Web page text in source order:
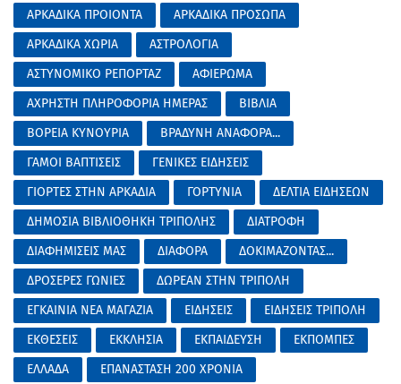
ΑΡΚΑΔΙΚΑ ΠΡΟΙΟΝΤΑ
ΑΡΚΑΔΙΚΑ ΠΡΟΣΩΠΑ
ΑΡΚΑΔΙΚΑ ΧΩΡΙΑ
ΑΣΤΡΟΛΟΓΙΑ
ΑΣΤΥΝΟΜΙΚΟ ΡΕΠΟΡΤΑΖ
ΑΦΙΕΡΩΜΑ
ΑΧΡΗΣΤΗ ΠΛΗΡΟΦΟΡΙΑ ΗΜΕΡΑΣ
ΒΙΒΛΙΑ
ΒΟΡΕΙΑ ΚΥΝΟΥΡΙΑ
ΒΡΑΔΥΝΗ ΑΝΑΦΟΡΑ...
ΓΑΜΟΙ ΒΑΠΤΙΣΕΙΣ
ΓΕΝΙΚΕΣ ΕΙΔΗΣΕΙΣ
ΓΙΟΡΤΕΣ ΣΤΗΝ ΑΡΚΑΔΙΑ
ΓΟΡΤΥΝΙΑ
ΔΕΛΤΙΑ ΕΙΔΗΣΕΩΝ
ΔΗΜΟΣΙΑ ΒΙΒΛΙΟΘΗΚΗ ΤΡΙΠΟΛΗΣ
ΔΙΑΤΡΟΦΗ
ΔΙΑΦΗΜΙΣΕΙΣ ΜΑΣ
ΔΙΑΦΟΡΑ
ΔΟΚΙΜΑΖΟΝΤΑΣ...
ΔΡΟΣΕΡΕΣ ΓΩΝΙΕΣ
ΔΩΡΕΑΝ ΣΤΗΝ ΤΡΙΠΟΛΗ
ΕΓΚΑΙΝΙΑ ΝΕΑ ΜΑΓΑΖΙΑ
ΕΙΔΗΣΕΙΣ
ΕΙΔΗΣΕΙΣ ΤΡΙΠΟΛΗ
ΕΚΘΕΣΕΙΣ
ΕΚΚΛΗΣΙΑ ΕΚΠΑΙΔΕΥΣΗ
ΕΚΠΟΜΠΕΣ
ΕΛΛΑΔΑ
ΕΠΑΝΑΣΤΑΣΗ 200 ΧΡΟΝΙΑ